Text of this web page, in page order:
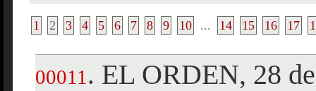
1 2 3 4 5 6 7 8 9 10 ... 14 15 16 17
00011 . EL ORDEN, 28